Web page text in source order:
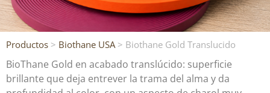
Productos > Biothane USA> Biothane Gold Translucido
BioThane Gold en acabado translúcido: superficie
brillante que deja entrever la trama del alma y da